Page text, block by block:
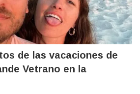
de las vacaciones de
Vetrano en la